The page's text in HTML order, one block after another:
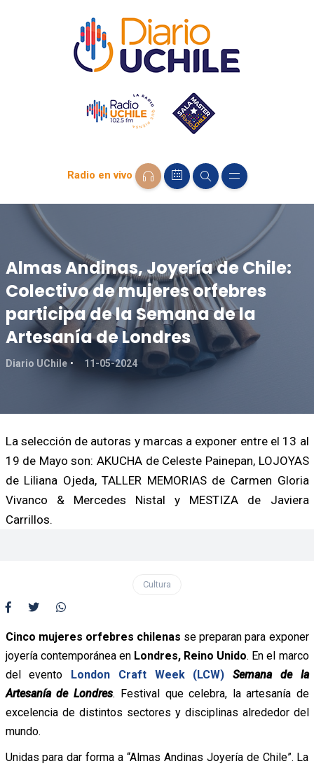
Radio en vivo
Almas Andinas, Joyería de Chile:
Colectivo de mujeres orfebres
participa de la Semana de la
Artesanía de Londres
Diario UChile 11-05-2024
La selección de autoras y marcas a exponer entre el 13 al
19 de Mayo son: AKUCHA de Celeste Painepan, LOJOYAS
de Liliana Ojeda, TALLER MEMORIAS de Carmen Gloria
Vivanco & Mercedes Nistal y MESTIZA de Javiera
Carrillos.
Cultura
Cinco mujeres orfebres chilenas se preparan para exponer
joyería contemporánea en Londres, Reino Unido. En el marco
del evento London Craft Week (LCW) Semana de la
Artesanía de Londres. Festival que celebra, la artesanía de
excelencia de distintos sectores y disciplinas alrededor del
mundo.
Unidas para dar forma a “Almas Andinas Joyería de Chile”. La